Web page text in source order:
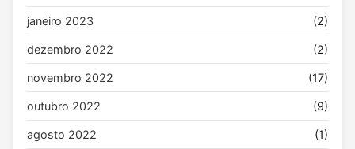
janeiro 2023 (2)
dezembro 2022 (2)
novembro 2022 (17)
outubro 2022 (9)
agosto 2022 (1)